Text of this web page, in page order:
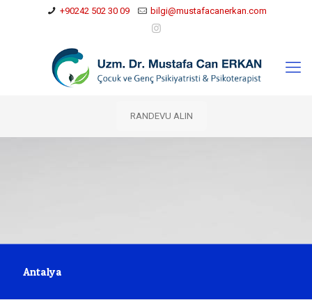
+90242 502 30 09 bilgi@mustafacanerkan.com
RANDEVU ALIN
Antalya